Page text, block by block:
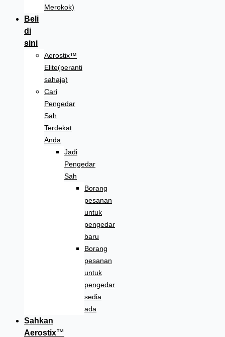
Merokok)
Beli
di
sini
Aerostix™
Elite(peranti
sahaja)
Cari
Pengedar
Sah
Terdekat
Anda
Jadi
Pengedar
Sah
Borang
pesanan
untuk
pengedar
baru
Borang
pesanan
untuk
pengedar
sedia
ada
Sahkan
Aerostix™